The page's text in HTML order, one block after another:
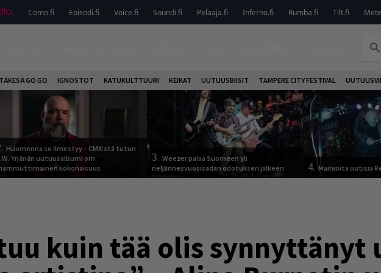
Como.fi Episodi.fi Voice.fi Soundi.fi Pelaaja.fi Inferno.fi Rumba.fi Tilt.fi
GO GO IGNOSTOT KATUKULTTUURI KEIKAT UUTUUSBIISIT TAMPERE CITY FESTIVAL
Huomenna se ilmestyy – CMX:stä tutun
Yrjänän uutuusalbumi om
kokonaisuus
3. Weezer palaa Suomeen yli
neljännesvuosisadan odotuksen jälkeen
4.Mainioita uutisia
kuin tää olis synnyttänyt